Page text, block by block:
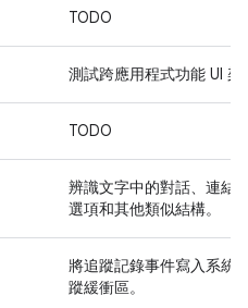
TODO
測試跨應用程式功能 UI 架
TODO
辨識文字中的對話、連結
選項和其他類似結構。
將追蹤記錄事件寫入系統
蹤緩衝區。